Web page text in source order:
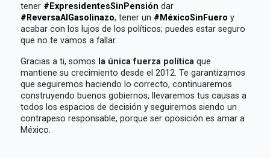
tener #ExpresidentesSinPensión dar
#ReversaAlGasolinazo, tener un #MéxicoSinFuero y
acabar con los lujos de los políticos; puedes estar seguro
que no te vamos a fallar.
Gracias a ti, somos la única fuerza política que
mantiene su crecimiento desde el 2012. Te garantizamos
que seguiremos haciendo lo correcto, continuaremos
construyendo buenos gobiernos, llevaremos tus causas a
todos los espacios de decisión y seguiremos siendo un
contrapeso responsable, porque ser oposición es amar a
México.